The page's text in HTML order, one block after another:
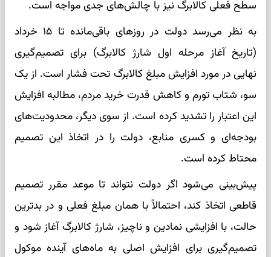
سطح فعلی کالابرگ نیز با چالش‌های جدی مواجه است.
به نظر می‌رسد دولت در روزهای باقی‌مانده تا ۱۵ خرداد
(تاریخ آغاز مرحله اول شارژ کالابرگ) برای تصمیم‌گیری
نهایی در مورد افزایش مبلغ کالابرگ تحت فشار است. از یک
سو، شتاب تورم و کاهش قدرت خرید مردم، مطالبه افزایش
این اعتبار را تشدید کرده است. از سوی دیگر، محدودیت‌های
بودجه‌ای و کسری منابع، دولت را در اتخاذ این تصمیم
محتاط کرده است.
پیش‌بینی می‌شود اگر دولت نتواند تا موعد مقرر تصمیم
قاطعی اتخاذ کند، احتمالاً با همان مبلغ فعلی و در بدترین
حالت، با افزایشی نمادین و ناچیز، شارژ کالابرگ آغاز شود و
تصمیم‌گیری برای افزایش اصلی به ماه‌های آینده موکول